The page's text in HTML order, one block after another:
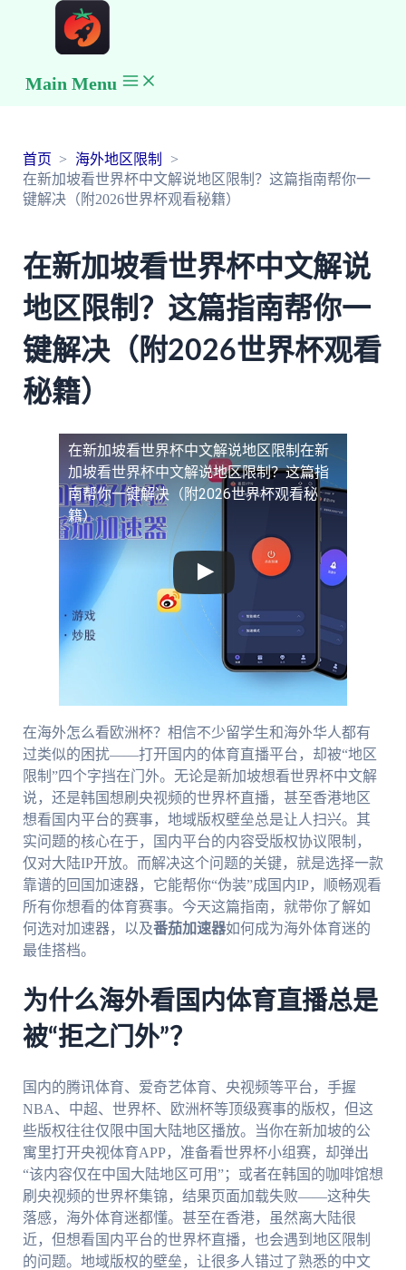
Main Menu
首页
海外地区限制
在新加坡看世界杯中文解说地区限制？这篇指南帮你一
键解决（附2026世界杯观看秘籍）
在新加坡看世界杯中文解说
地区限制？这篇指南帮你一
键解决（附2026世界杯观看
秘籍）
在新加坡看世界杯中文解说地区限制 在新
加坡看世界杯中文解说地区限制？这篇指
南帮你一键解决（附2026世界杯观看秘
籍）
在海外怎么看欧洲杯？相信不少留学生和海外华人都有
过类似的困扰——打开国内的体育直播平台，却被“地区
限制”四个字挡在门外。无论是新加坡想看世界杯中文解
说，还是韩国想刷央视频的世界杯直播，甚至香港地区
想看国内平台的赛事，地域版权壁垒总是让人扫兴。其
实问题的核心在于，国内平台的内容受版权协议限制，
仅对大陆IP开放。而解决这个问题的关键，就是选择一款
靠谱的回国加速器，它能帮你“伪装”成国内IP，顺畅观看
所有你想看的体育赛事。今天这篇指南，就带你了解如
何选对加速器，以及番茄加速器如何成为海外体育迷的
最佳搭档。
为什么海外看国内体育直播总是
被“拒之门外”？
国内的腾讯体育、爱奇艺体育、央视频等平台，手握
NBA、中超、世界杯、欧洲杯等顶级赛事的版权，但这
些版权往往仅限中国大陆地区播放。当你在新加坡的公
寓里打开央视体育APP，准备看世界杯小组赛，却弹出
“该内容仅在中国大陆地区可用”；或者在韩国的咖啡馆想
刷央视频的世界杯集锦，结果页面加载失败——这种失
落感，海外体育迷都懂。甚至在香港，虽然离大陆很
近，但想看国内平台的世界杯直播，也会遇到地区限制
的问题。地域版权的壁垒，让很多人错过了熟悉的中文